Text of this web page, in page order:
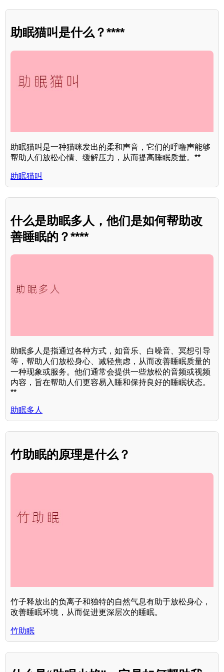
助眠猫叫是什么？****
助眠猫叫是一种猫咪发出的柔和声音，它们的呼噜声能够
帮助人们放松心情、缓解压力，从而提高睡眠质量。**
助眠猫叫
什么是助眠多人，他们是如何帮助改
善睡眠的？****
助眠多人是指通过各种方式，如音乐、白噪音、冥想引导
等，帮助人们放松身心、减轻焦虑，从而改善睡眠质量的
一种现象或服务。他们通常会提供一些放松的音频或视频
内容，旨在帮助人们更容易入睡和保持良好的睡眠状态。
**
助眠多人
竹助眠的原理是什么？
竹子释放出的负离子和独特的自然气息有助于放松身心，
改善睡眠环境，从而促进更深层次的睡眠。
竹助眠